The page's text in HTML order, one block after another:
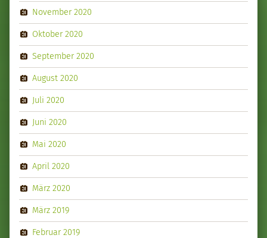
November 2020
Oktober 2020
September 2020
August 2020
Juli 2020
Juni 2020
Mai 2020
April 2020
März 2020
März 2019
Februar 2019